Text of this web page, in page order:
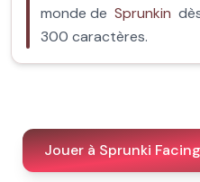
monde de Sprunkin
300 caractères.
Jouer à Sprunki